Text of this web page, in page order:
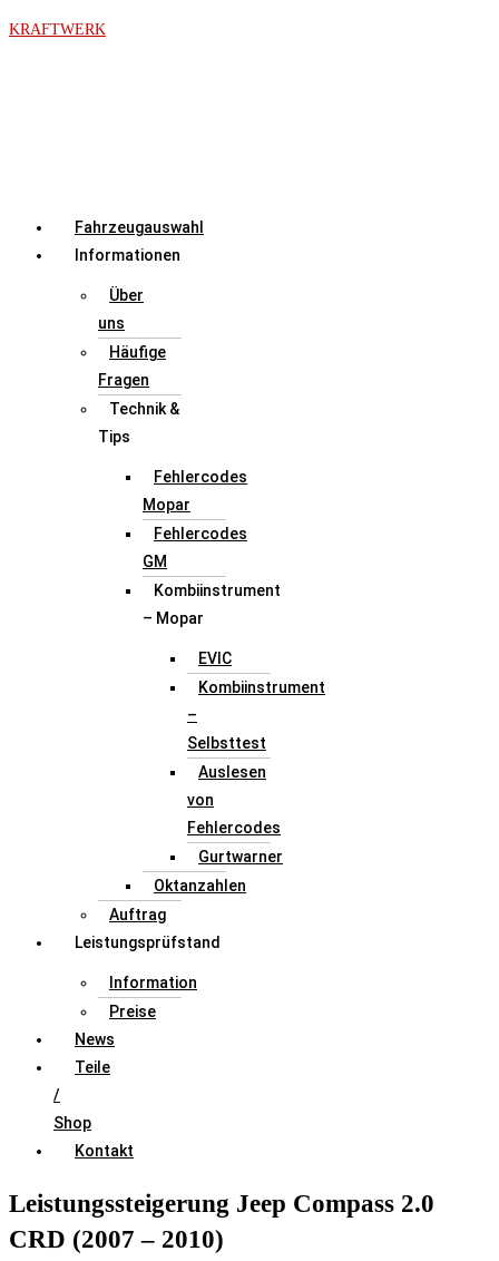
Zum
KRAFTWERK
Menü
Fahrzeugauswahl
Informationen
Über
uns
Häufige
Fragen
Technik &
Tips
Fehlercodes
Mopar
Fehlercodes
GM
Kombiinstrument
– Mopar
EVIC
Kombiinstrument
–
Selbsttest
Auslesen
von
Fehlercodes
Gurtwarner
Oktanzahlen
Auftrag
Leistungsprüfstand
Information
Preise
News
Teile
/
Shop
Kontakt
Leistungssteigerung Jeep Compass 2.0
CRD (2007 – 2010)